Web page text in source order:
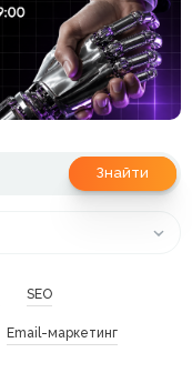
Знайти
SEO
Email-маркетинг